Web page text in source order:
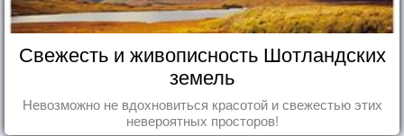
Свежесть и живописность Шотландских
земель
Невозможно не вдохновиться красотой и свежестью этих
невероятных просторов!